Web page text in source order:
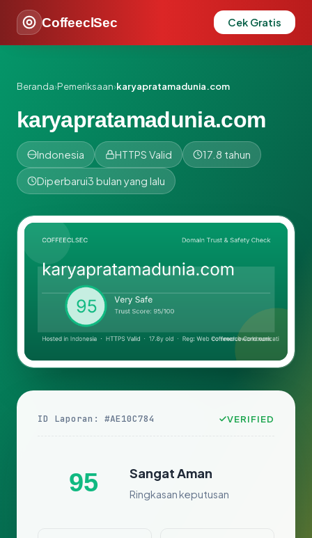
CoffeeclSec Cek Gratis
Beranda›Pemeriksaan›karyapratamadunia.com
karyapratamadunia.com
Indonesia HTTPS Valid 17.8 tahun
Diperbarui3 bulan yang lalu
ID Laporan: #AE10C784 VERIFIED
95 Sangat Aman
Ringkasan keputusan